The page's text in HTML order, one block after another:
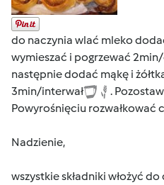
do naczynia wlać mleko
wymieszać i pogrzewać
następnie dodać mąkę i
3min/interwał
.
Powyrośnięciu rozwałkować
Nadzienie,
wszystkie składniki włożyć